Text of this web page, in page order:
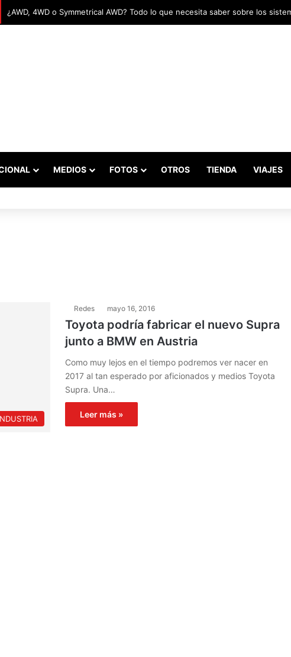
MEDIOS FOTOS OTROS TIENDA VIAJES
Redes mayo 16, 2016
Toyota podría fabricar el nuevo Supra
junto a BMW en Austria
Como muy lejos en el tiempo podremos ver nacer en
2017 al tan esperado por aficionados y medios Toyota
Supra. Una…
Leer más »